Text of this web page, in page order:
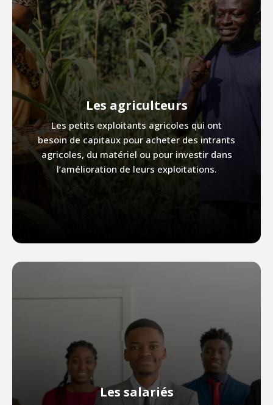
Les agriculteurs
Les petits exploitants agricoles qui ont
besoin de capitaux pour acheter des intrants
agricoles, du matériel ou pour investir dans
l’amélioration de leurs exploitations.
Les salariés